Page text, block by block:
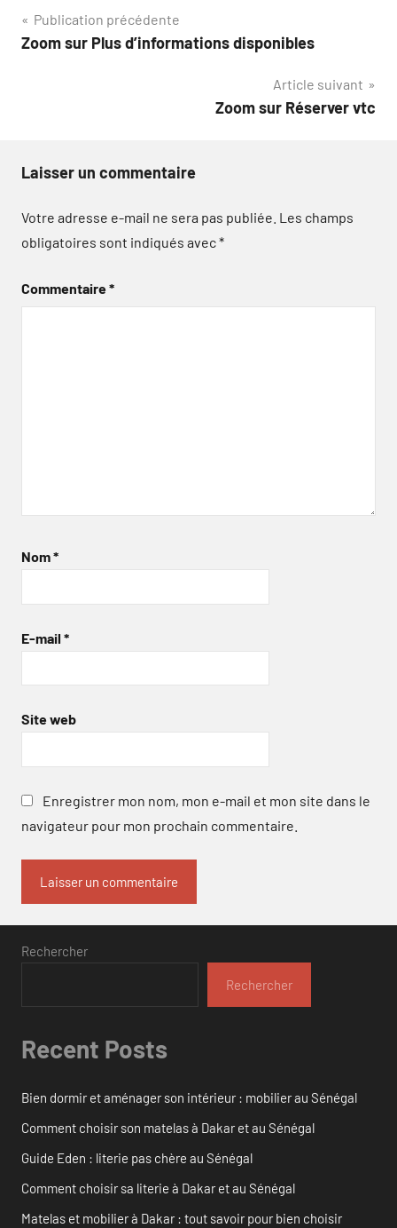
Navigation
de
Publication précédente
Zoom sur Plus d’informations disponibles
Article suivant
Zoom sur Réserver vtc
Laisser un commentaire
Votre adresse e-mail ne sera pas publiée. Les champs
obligatoires sont indiqués avec*
Commentaire*
Nom*
E-mail *
Site web
Enregistrer mon nom, mon e-mail et mon site dans le
navigateur pour mon prochain commentaire.
Rechercher
Rechercher
Recent Posts
Bien dormir et aménager son intérieur : mobilier au Sénégal
Comment choisir son matelas à Dakar et au Sénégal
Guide Eden : literie pas chère au Sénégal
Comment choisir sa literie à Dakar et au Sénégal
Matelas et mobilier à Dakar : tout savoir pour bien choisir